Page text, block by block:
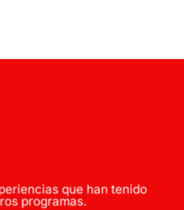
que han tenido
programas.